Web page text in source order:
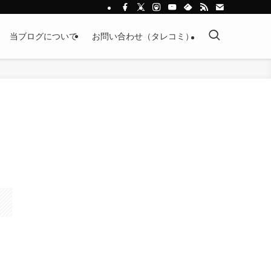
当ブログについて お問い合わせ（タレコミ）